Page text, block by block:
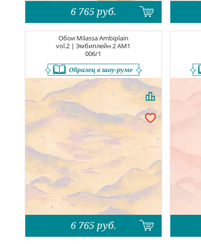
6 765 руб.
Обои Milassa Ambiplain
vol.2 | Эмбиплейн 2AM1
006/1
6 765 руб.